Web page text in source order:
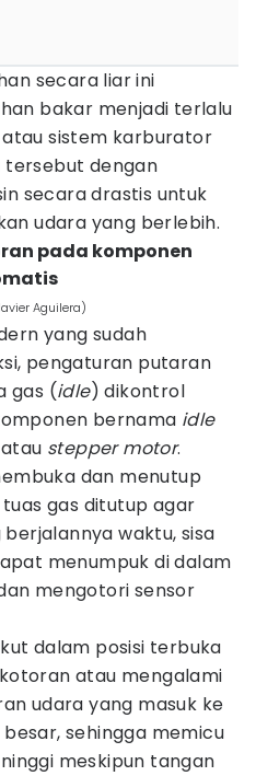
secara liar ini
bakar menjadi terlalu
sistem karburator
tersebut dengan
secara drastis untuk
udara yang berlebih.
pada komponen
Aguilera)
yang sudah
pengaturan putaran
gas (idle) dikontrol
bernama idle
stepper motor.
dan menutup
gas ditutup agar
waktu, sisa
menumpuk di dalam
mengotori sensor
dalam posisi terbuka
atau mengalami
udara yang masuk ke
sehingga memicu
meskipun tangan